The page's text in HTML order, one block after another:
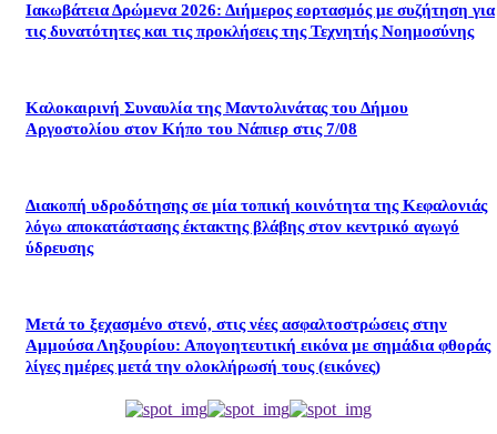
Ιακωβάτεια Δρώμενα 2026: Διήμερος εορτασμός με συζήτηση για
τις δυνατότητες και τις προκλήσεις της Τεχνητής Νοημοσύνης
Καλοκαιρινή Συναυλία της Μαντολινάτας του Δήμου
Αργοστολίου στον Κήπο του Νάπιερ στις 7/08
Διακοπή υδροδότησης σε μία τοπική κοινότητα της Κεφαλονιάς
λόγω αποκατάστασης έκτακτης βλάβης στον κεντρικό αγωγό
ύδρευσης
Μετά το ξεχασμένο στενό, στις νέες ασφαλτοστρώσεις στην
Αμμούσα Ληξουρίου: Απογοητευτική εικόνα με σημάδια φθοράς
λίγες ημέρες μετά την ολοκλήρωσή τους (εικόνες)